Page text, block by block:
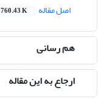
اصل مقاله
760.43 K
هم رسانی
ارجاع به این مقاله